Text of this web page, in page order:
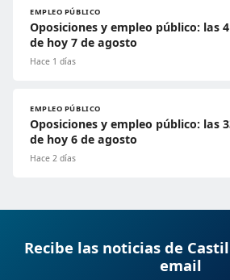
EMPLEO PÚBLICO
Oposiciones y empleo público: las
de hoy 7 de agosto
Hace 1 días
EMPLEO PÚBLICO
Oposiciones y empleo público: las
de hoy 6 de agosto
Hace 2 días
Recibe las noticias de
email